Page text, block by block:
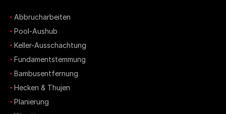
Abbrucharbeiten
Pool-Aushub
Keller-Ausschachtung
Fundamentstemmung
Bambusentfernung
Hecken & Thujen
Planierung